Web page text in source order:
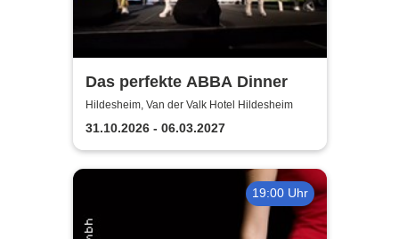
Das perfekte ABBA Dinner
Hildesheim, Van der Valk Hotel Hildesheim
31.10.2026 - 06.03.2027
19:00 Uhr